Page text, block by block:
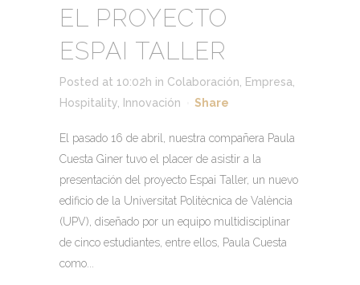
EL PROYECTO
ESPAI TALLER
Posted at 10:02h in Colaboración Empresa
Hospitality
Innovación Share
El pasado 16 de abril, nuestra compañera Paula
Cuesta Giner tuvo el placer de asistir a la
presentación del proyecto Espai Taller, un nuevo
edificio de la Universitat Politècnica de València
(UPV), diseñado por un equipo multidisciplinar
de cinco estudiantes, entre ellos, Paula Cuesta
como...